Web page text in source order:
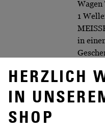
HERZLICH
IN
SHOP
1
in
Rebsorte